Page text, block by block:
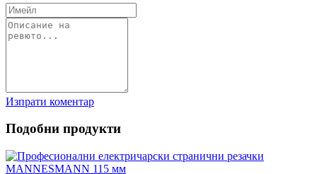
Изпрати коментар
Подобни продукти